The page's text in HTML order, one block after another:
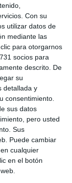
Con su
utilizar datos de
mediante las
para otorgarnos
socios para
descrito. De
su
detallada y
consentimiento.
sus datos
pero usted
Sus
Puede cambiar
cualquier
en el botón